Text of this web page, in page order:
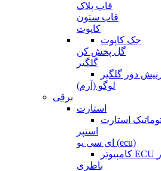
قاب پلاک
قاب ستون
کاپوت
جک کاپوت
گل پخش کن
گلگیر
دور گلگیر
لوگو (آرم)
برقی
استارت
استارت
استپر
ای سی یو (ecu)
باطری